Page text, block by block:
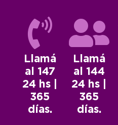
Llamá
al 147
24 hs |
365
días.
Llamá
al 144
24 hs |
365
días.